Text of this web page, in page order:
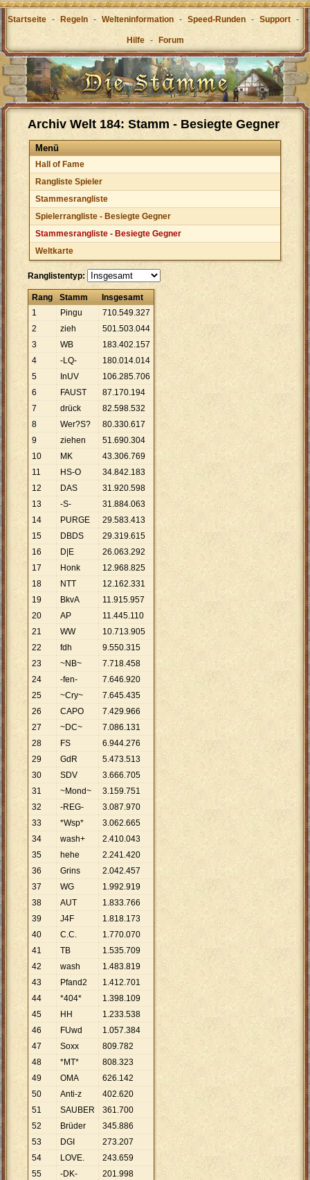
Startseite - Regeln - Welteninformation - Speed-Runden - Support -
Hilfe - Forum
Archiv Welt 184: Stamm - Besiegte Gegner
Menü
Hall of Fame
Rangliste Spieler
Stammesrangliste
Spielerrangliste - Besiegte Gegner
Stammesrangliste - Besiegte Gegner
Weltkarte
Ranglistentyp:
Rang Stamm
Insgesamt
1
Pingu 710.549.327
2
zieh 501.503.044
3
WB 183.402.157
4
-LQ- 180.014.014
5
InUV 106.285.706
6
FAUST 87.170.194
7
drück 82.598.532
8
Wer?S? 80.330.617
9
ziehen 51.690.304
10
MK 43.306.769
11
HS-O 34.842.183
12
DAS 31.920.598
13
-S- 31.884.063
14
PURGE 29.583.413
15
DBDS 29.319.615
16
D|E 26.063.292
17
Honk 12.968.825
18
NTT 12.162.331
19
BkvA 11.915.957
20
AP 11.445.110
21
WW 10.713.905
22
fdh 9.550.315
23
~NB~ 7.718.458
24
-fen- 7.646.920
25
~Cry~ 7.645.435
26
CAPO 7.429.966
27
~DC~ 7.086.131
28
FS 6.944.276
29
GdR 5.473.513
30
SDV 3.666.705
31
~Mond~ 3.159.751
32
-REG- 3.087.970
33
*Wsp* 3.062.665
34
wash+ 2.410.043
35
hehe 2.241.420
36
Grins 2.042.457
37
WG 1.992.919
38
AUT 1.833.766
39
J4F 1.818.173
40
C.C. 1.770.070
41
TB 1.535.709
42
wash 1.483.819
43
Pfand2 1.412.701
44
*404* 1.398.109
45
HH 1.233.538
46
FUwd 1.057.384
47
Soxx 809.782
48
*MT* 808.323
49
OMA 626.142
50
Anti-z 402.620
51
SAUBER 361.700
52
Brüder 345.886
53
DGI 273.207
54
LOVE. 243.659
55
-DK- 201.998